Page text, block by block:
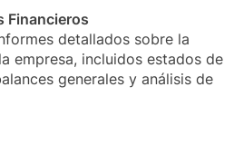
Financieros
detallados sobre la
empresa, incluidos estados de
generales y análisis de